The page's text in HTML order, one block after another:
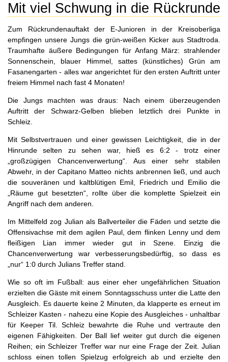
Mit viel Schwung in die Rückrunde
Zum Rückrundenauftakt der E-Junioren in der Kreisoberliga
empfingen unsere Jungs die grün-weißen Kicker aus Stadtroda.
Traumhafte äußere Bedingungen für Anfang März: strahlender
Sonnenschein, blauer Himmel, sattes (künstliches) Grün am
Fasanengarten - alles war angerichtet für den ersten Auftritt unter
freiem Himmel nach fast 4 Monaten!
Die Jungs machten was draus: Nach einem überzeugenden
Auftritt der Schwarz-Gelben blieben letztlich drei Punkte in
Schleiz.
Mit Selbstvertrauen und einer gewissen Leichtigkeit, die in der
Hinrunde selten zu sehen war, hieß es 6:2 - trotz einer
„großzügigen Chancenverwertung“. Aus einer sehr stabilen
Abwehr, in der Capitano Matteo nichts anbrennen ließ, und auch
die souveränen und kaltblütigen Emil, Friedrich und Emilio die
„Räume gut besetzten“, rollte über die komplette Spielzeit ein
Angriff nach dem anderen.
Im Mittelfeld zog Julian als Ballverteiler die Fäden und setzte die
Offensivachse mit dem agilen Paul, dem flinken Lenny und dem
fleißigen Lian immer wieder gut in Szene. Einzig die
Chancenverwertung war verbesserungsbedürftig, so dass es
„nur“ 1:0 durch Julians Treffer stand.
Wie so oft im Fußball: aus einer eher ungefährlichen Situation
erzielten die Gäste mit einem Sonntagsschuss unter die Latte den
Ausgleich. Es dauerte keine 2 Minuten, da klapperte es erneut im
Schleizer Kasten - nahezu eine Kopie des Ausgleiches - unhaltbar
für Keeper Til. Schleiz bewahrte die Ruhe und vertraute den
eigenen Fähigkeiten. Der Ball lief weiter gut durch die eigenen
Reihen; ein Schleizer Treffer war nur eine Frage der Zeit. Julian
schloss einen tollen Spielzug erfolgreich ab und erzielte den